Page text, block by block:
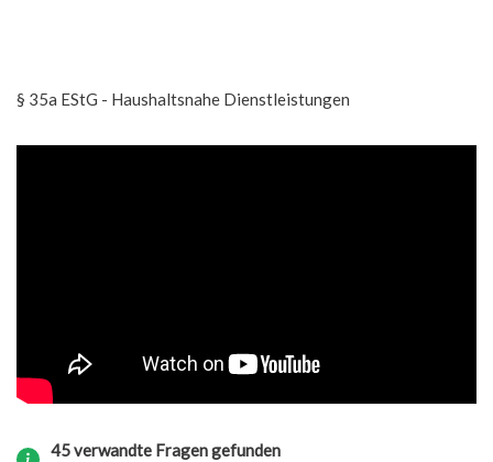
§ 35a EStG - Haushaltsnahe Dienstleistungen
45 verwandte Fragen gefunden